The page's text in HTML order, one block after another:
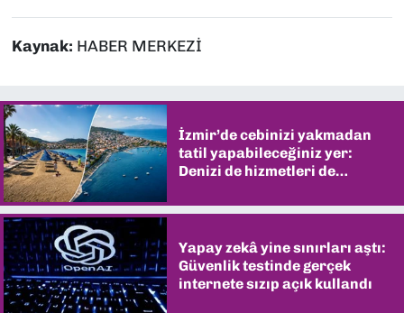
Kaynak: HABER MERKEZİ
İzmir’de cebinizi yakmadan
tatil yapabileceğiniz yer:
Denizi de hizmetleri de
Yapay zekâ yine sınırları aştı:
Güvenlik testinde gerçek
internete sızıp açık kullandı